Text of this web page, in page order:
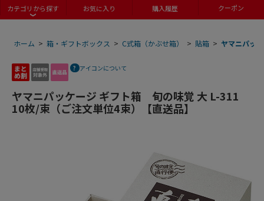
カテゴリから探す お気に入り 購入履歴 クーポン
ホーム > 箱・ギフトボックス > C式箱（かぶせ箱） > 貼箱 > ヤマニパッ
アイコンについて
ヤマニパッケージ ギフト箱 旬の味覚 大 L-311
10枚/束（ご注文単位4束）【直送品】